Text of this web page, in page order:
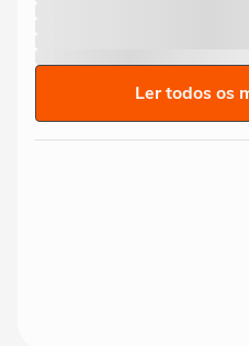
Ler todos os